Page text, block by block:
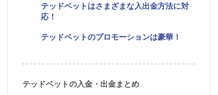
テッドベットはさまざまな入出金方法に対
応！
テッドベットのプロモーションは豪華！
テッドベットの入金・出金まとめ